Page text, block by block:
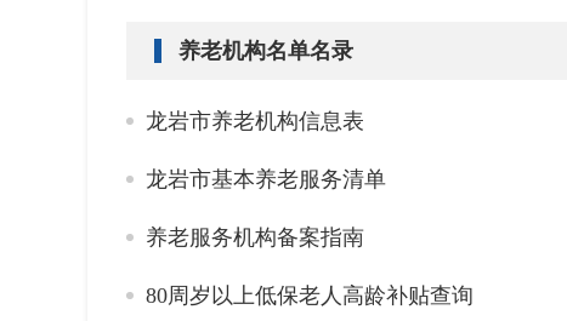
养老机构名单名录
龙岩市养老机构信息表
龙岩市基本养老服务清单
养老服务机构备案指南
80周岁以上低保老人高龄补贴查询